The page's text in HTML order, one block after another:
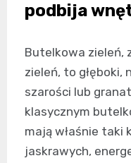
podbija
Butelkowa zieleń,
zieleń, to głęboki,
szarości lub
klasycznym
mają właśnie taki
jaskrawych,